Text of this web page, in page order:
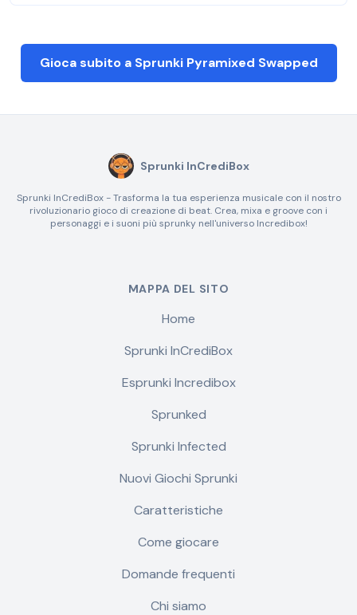
Gioca subito a Sprunki Pyramixed Swapped
Sprunki InCrediBox
Sprunki InCrediBox - Trasforma la tua esperienza musicale con il nostro
rivoluzionario gioco di creazione di beat. Crea, mixa e groove con i
personaggi e i suoni più sprunky nell'universo Incredibox!
MAPPA DEL SITO
Home
Sprunki InCrediBox
Esprunki Incredibox
Sprunked
Sprunki Infected
Nuovi Giochi Sprunki
Caratteristiche
Come giocare
Domande frequenti
Chi siamo